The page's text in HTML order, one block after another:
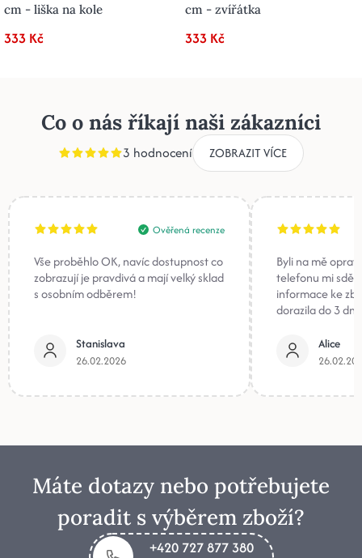
cm - liška na kole
333 Kč
cm - zvířátka
333 Kč
Co o nás říkají naši zákazníci
3 hodnocení ZOBRAZIT VÍCE
Ověřená recenze
Vše proběhlo OK, navíc dostupnost co
zobrazují je pravdivá a mají velký sklad
s osobním odběrem!
Stanislava
26.02.2026
Byli na mě
telefonu mi
informace ke
dorazila do 3
Alice
Máte dotazy nebo potřebujete
poradit s výběrem zboží?
+420 727 877 380